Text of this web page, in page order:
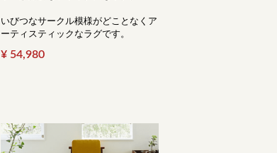
いびつなサークル模様がどことなくア
ーティスティックなラグです。
¥ 54,980